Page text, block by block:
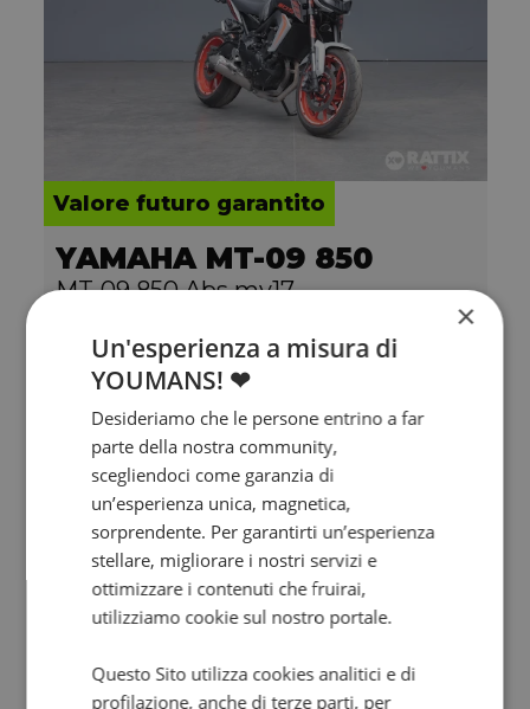
Valore futuro garantito
YAMAHA MT-09 850
MT-09 850 Abs my17
6.900
×
Un'esperienza a misura di
YOUMANS! ❤
Desideriamo che le persone entrino a far
parte della nostra community,
scegliendoci come garanzia di
un’esperienza unica, magnetica,
sorprendente. Per garantirti un’esperienza
stellare, migliorare i nostri servizi e
ottimizzare i contenuti che fruirai,
utilizziamo cookie sul nostro portale.
Questo Sito utilizza cookies analitici e di
profilazione, anche di terze parti, per